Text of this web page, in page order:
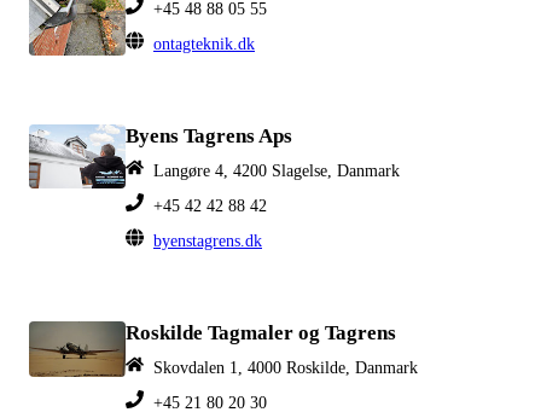
+45 48 88 05 55
ontagteknik.dk
Byens Tagrens Aps
Langøre 4, 4200 Slagelse, Danmark
+45 42 42 88 42
byenstagrens.dk
Roskilde Tagmaler og Tagrens
Skovdalen 1, 4000 Roskilde, Danmark
+45 21 80 20 30